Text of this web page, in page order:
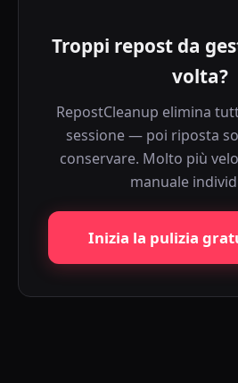
Troppi repost da
volta?
RepostCleanup elimina
sessione — poi riposta
conservare. Molto più
manuale
Inizia la pulizia